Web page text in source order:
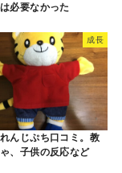
必要なかった
成長
んじぷち口コミ。教
、子供の反応など